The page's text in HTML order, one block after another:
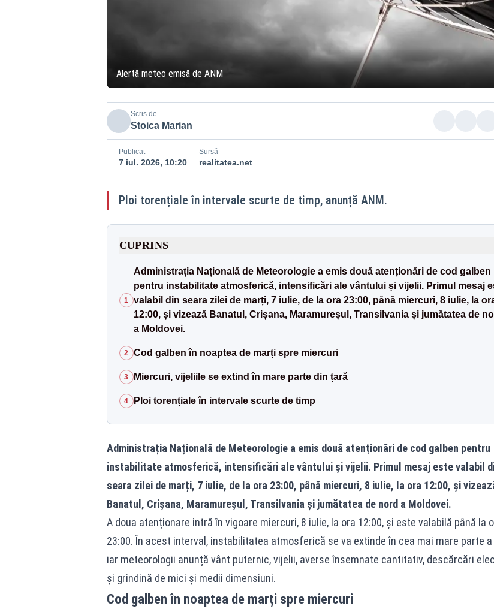
Alertă meteo emisă de ANM
Scris de
Stoica Marian
Publicat
7 iul. 2026, 10:20
Sursă
realitatea.net
Ploi torențiale în intervale scurte de timp, anunță ANM.
CUPRINS
1
Administrația Națională de Meteorologie a emis două atenționări de cod galben
pentru instabilitate atmosferică, intensificări ale vântului și vijelii. Primul mesaj
valabil din seara zilei de marți, 7 iulie, de la ora 23:00, până miercuri, 8 iulie, la
12:00, și vizează Banatul, Crișana, Maramureșul, Transilvania și jumătatea de
a Moldovei.
2 Cod galben în noaptea de marți spre miercuri
3 Miercuri, vijeliile se extind în mare parte din țară
4 Ploi torențiale în intervale scurte de timp
Administrația Națională de Meteorologie a emis două atenționări de cod galben pentru
instabilitate atmosferică, intensificări ale vântului și vijelii. Primul mesaj este valabil
seara zilei de marți, 7 iulie, de la ora 23:00, până miercuri, 8 iulie, la ora 12:00, și
Banatul, Crișana, Maramureșul, Transilvania și jumătatea de nord a Moldovei.
A doua atenționare intră în vigoare miercuri, 8 iulie, la ora 12:00, și este valabilă până la
23:00. În acest interval, instabilitatea atmosferică se va extinde în cea mai mare parte
iar meteorologii anunță vânt puternic, vijelii, averse însemnate cantitativ, descărcări
și grindină de mici și medii dimensiuni.
Cod galben în noaptea de marți spre miercuri